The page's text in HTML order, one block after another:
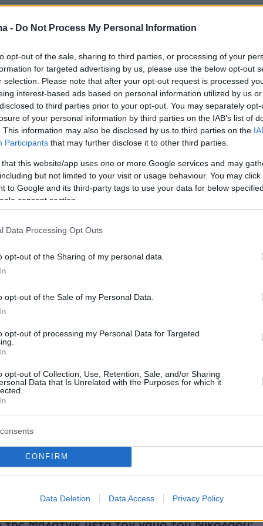
- Do Not Process My Personal Information
opt-out of the sale, sharing to third parties, or processing of your
for targeted advertising by us, please use the below opt-out
selection. Please note that after your opt-out request is processed
interest-based ads based on personal information utilized by us
to third parties prior to your opt-out. You may separately
of your personal information by third parties on the IAB’s list of
This information may also be disclosed by us to third parties on the
Participants that may further disclose it to other third parties.
that this website/app uses one or more Google services and may
but not limited to your visit or usage behaviour. You may
to Google and its third-party tags to use your data for below
consent section.
Data Processing Opt Outs
opt-out of the Sharing of my personal data.
opt-out of the Sale of my Personal Data.
opt-out of processing my Personal Data for Targeted
opt-out of Collection, Use, Retention, Sale, and/or Sharing
Data that Is Unrelated with the Purposes for which it
CONFIRM
Data Deletion Data Access Privacy Policy
v-d7r8pio89zi9)
ερώτηση για τη σύντροφό του και των έντονων
χαρακτηρίζουν το καθημερινό της
ο Δημήτρης Αλεξάνδρου τόνισε: «Είναι
μπράβο που τα συνδυάζει όλα. Πάνω απ’ όλα
έχεις αυτοπεποίθηση και κότσια, αφού το
λέει μπράβο της. Προσπαθώ να ακολουθήσω
του παιδιού μου και το επαγγελματικό μου
είναι διάθεση και αν έχεις διάθεση
κάνεις όλα».
στο ζευγάρι, ο επιχειρηματίας πήρε θέση,
«
και να απαντήσω σε όλα αυτά,
Το θέμα μου είναι να είναι καλά το
προκαλεί η δικηγόρος μετά την έρευνα για
κατά του ανακριτή των Τεμπών: Δεν είπα
στο σπίτι του να βάλουν βόμβα...
Ο Τραμπ παραγκωνίζει την Ευρώπη με
Ουκρανία - Θαυμάζει τον Πούτιν και τον Σι